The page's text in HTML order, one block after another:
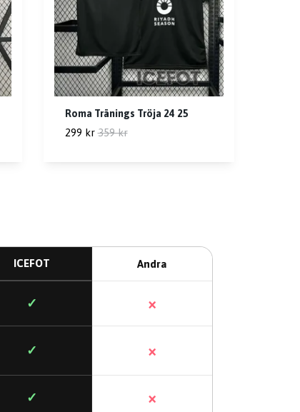
Roma Tränings Tröja 24 25
299 kr 359 kr
ICEFOT Andra
✓ ×
✓ ×
✓ ×